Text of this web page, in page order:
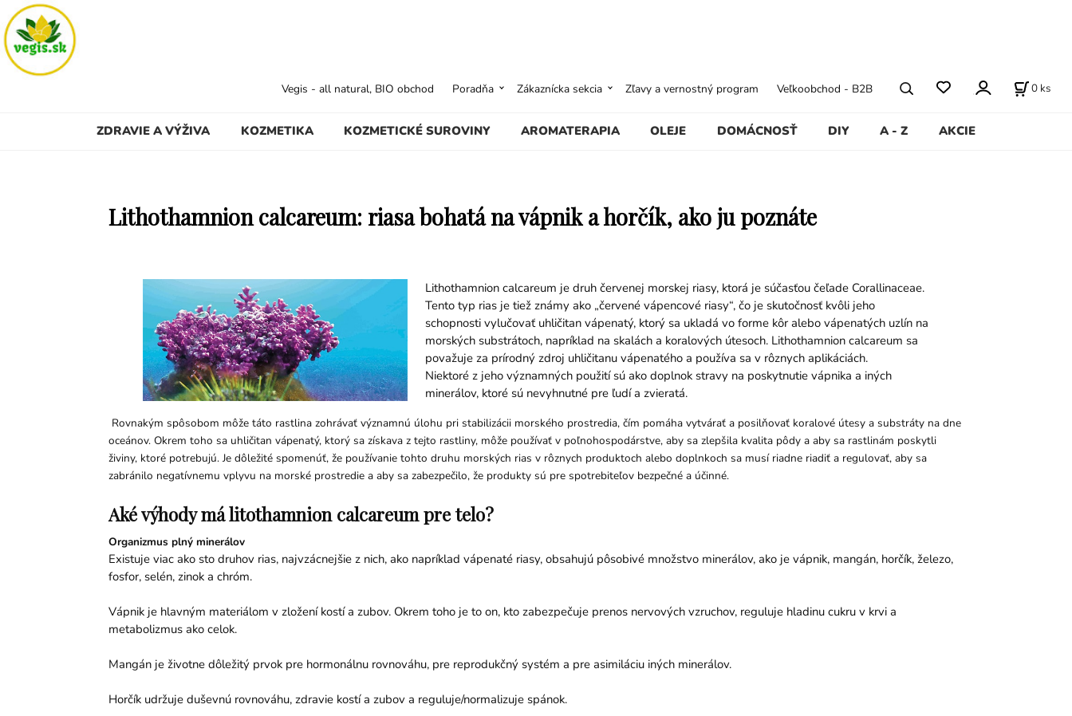
ZDRAVIE A VÝŽIVA KOZMETIKA KOZMETICKÉ SUROVINY AROMATERAPIA OLEJE DOMÁCNOSŤ DIY A - Z AKCIE
Vegis - all natural, BIO obchod Poradňa Zákaznícka sekcia Zľavy a vernostný program Veľkoobchod - B2B 0 ks
Lithothamnion calcareum: riasa bohatá na vápnik a horčík, ako ju poznáte
Lithothamnion calcareum je druh červenej morskej riasy, ktorá je súčasťou čeľade Corallinaceae.
Tento typ rias je tiež známy ako „červené vápencové riasy“, čo je skutočnosť kvôli jeho
schopnosti vylučovať uhličitan vápenatý, ktorý sa ukladá vo forme kôr alebo vápenatých uzlín na
morských substrátoch, napríklad na skalách a koralových útesoch. Lithothamnion calcareum sa
považuje za prírodný zdroj uhličitanu vápenatého a používa sa v rôznych aplikáciách.
Niektoré z jeho významných použití sú ako doplnok stravy na poskytnutie vápnika a iných
minerálov, ktoré sú nevyhnutné pre ľudí a zvieratá.
Rovnakým spôsobom môže táto rastlina zohrávať významnú úlohu pri stabilizácii morského prostredia, čím pomáha vytvárať a posilňovať koralové útesy a substráty na dne
oceánov. Okrem toho sa uhličitan vápenatý, ktorý sa získava z tejto rastliny, môže používať v poľnohospodárstve, aby sa zlepšila kvalita pôdy a aby sa rastlinám poskytli
živiny, ktoré potrebujú. Je dôležité spomenúť, že používanie tohto druhu morských rias v rôznych produktoch alebo doplnkoch sa musí riadne riadiť a regulovať, aby sa
zabránilo negatívnemu vplyvu na morské prostredie a aby sa zabezpečilo, že produkty sú pre spotrebiteľov bezpečné a účinné.
Aké výhody má litothamnion calcareum pre telo?
Organizmus plný minerálov
Existuje viac ako sto druhov rias, najvzácnejšie z nich, ako napríklad vápenaté riasy, obsahujú pôsobivé množstvo minerálov, ako je vápnik, mangán, horčík, železo,
fosfor, selén, zinok a chróm.
Vápnik je hlavným materiálom v zložení kostí a zubov. Okrem toho je to on, kto zabezpečuje prenos nervových vzruchov, reguluje hladinu cukru v krvi a
metabolizmus ako celok.
Mangán je životne dôležitý prvok pre hormonálnu rovnováhu, pre reprodukčný systém a pre asimiláciu iných minerálov.
Horčík udržuje duševnú rovnováhu, zdravie kostí a zubov a reguluje/normalizuje spánok.